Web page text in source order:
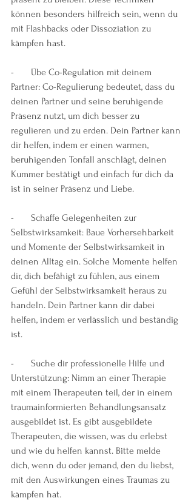
können besonders hilfreich sein, wenn du
mit Flashbacks oder Dissoziation zu
kämpfen hast.
-       Übe Co-Regulation mit deinem
Partner: Co-Regulierung bedeutet, dass du
deinen Partner und seine beruhigende
Präsenz nutzt, um dich besser zu
regulieren und zu erden. Dein Partner kann
dir helfen, indem er einen warmen,
beruhigenden Tonfall anschlägt, deinen
Kummer bestätigt und einfach für dich da
ist in seiner Präsenz und Liebe.
-       Schaffe Gelegenheiten zur
Selbstwirksamkeit: Baue Vorhersehbarkeit
und Momente der Selbstwirksamkeit in
deinen Alltag ein. Solche Momente helfen
dir, dich befähigt zu fühlen, aus einem
Gefühl der Selbstwirksamkeit heraus zu
handeln. Dein Partner kann dir dabei
helfen, indem er verlässlich und beständig
ist.
-       Suche dir professionelle Hilfe und
Unterstützung: Nimm an einer Therapie
mit einem Therapeuten teil, der in einem
traumainformierten Behandlungsansatz
ausgebildet ist. Es gibt ausgebildete
Therapeuten, die wissen, was du erlebst
und wie du helfen kannst. Bitte melde
dich, wenn du oder jemand, den du liebst,
mit den Auswirkungen eines Traumas zu
kämpfen hat.